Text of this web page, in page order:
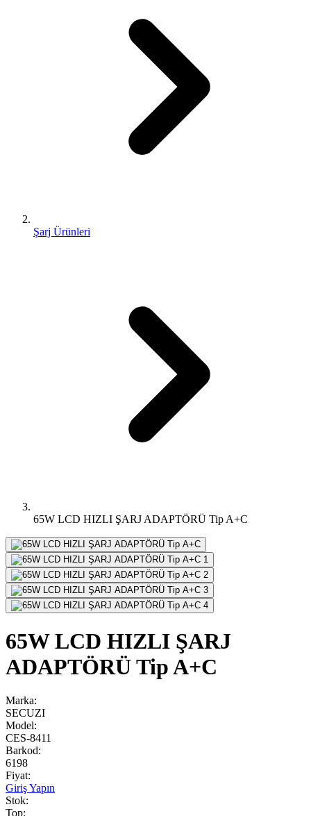
Şarj Ürünleri
65W LCD HIZLI ŞARJ ADAPTÖRÜ Tip A+C
65W LCD HIZLI ŞARJ
ADAPTÖRÜ Tip A+C
Marka:
SECUZI
Model:
CES-8411
Barkod:
6198
Fiyat:
Giriş Yapın
Stok:
Top: